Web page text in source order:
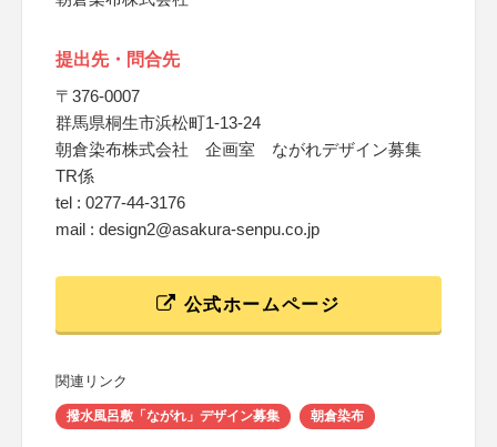
提出先・問合先
〒376-0007
群馬県桐生市浜松町1-13-24
朝倉染布株式会社 企画室 ながれデザイン募集
TR係
tel : 0277-44-3176
mail : design2@asakura-senpu.co.jp
公式ホームページ
関連リンク
撥水風呂敷「ながれ」デザイン募集 朝倉染布